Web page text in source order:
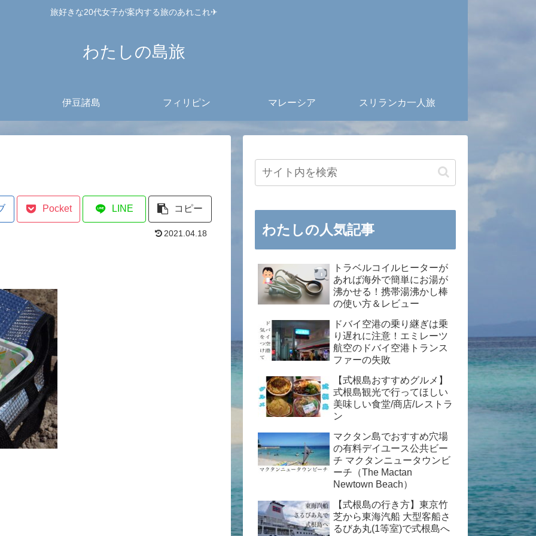
旅好きな20代女子が案内する旅のあれこれ✈︎
わたしの島旅
伊豆諸島 フィリピン マレーシア スリランカ一人旅
Pocket LINE コピー
2021.04.18 わたしの人気記事
トラベルコイルヒーターが
あれば海外で簡単にお湯が
沸かせる！携帯湯沸かし棒
の使い方＆レビュー
ドバイ空港の乗り継ぎは乗
り遅れに注意！エミレーツ
航空のドバイ空港トランス
ファーの失敗
【式根島おすすめグルメ】
式根島観光で行ってほしい
美味しい食堂/商店/レストラ
ン
マクタン島でおすすめ穴場
の有料デイユース公共ビー
チ マクタンニュータウンビ
ーチ（The Mactan
Newtown Beach）
【式根島の行き方】東京竹
芝から東海汽船 大型客船さ
るびあ丸(1等室)で式根島へ